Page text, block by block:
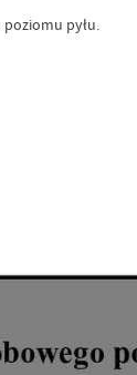
pyłu.